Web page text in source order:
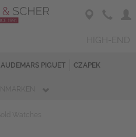
AUDEMARS PIGUET CZAPEK